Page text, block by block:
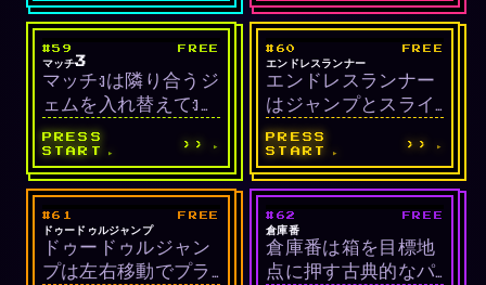
パズルです。経路同
士は交差できず、5つ
のレベルが徐々に難
しくなっていきま
す。
右両側がふさがれた
牌は選べず、すべて
の牌を消すとクリア
です。
パズル/マッチ LIVE
#59 FREE
マッチ3
マッチ3は隣り合うジ
ェムを入れ替えて3つ
以上の縦横の組み合
わせを作って消すパ
ズルです。4マッチは
ラインボム、5マッチ
はカラーボムに変わ
り大きなコンボを作
れます。
PRESS
START
››
アーケード/ランナ
ー
LIVE
#60 FREE
エンドレスランナー
エンドレスランナー
はジャンプとスライ
ドで障害物を避けな
がら横に無限に走る
ランナーゲームで
す。コインを集める
と追加得点、時間が
経つほど加速しま
す。
PRESS
START
››
アーケード/プラッ
トフォーマー
LIVE
#61 FREE
ドゥードゥルジャンプ
ドゥードゥルジャン
プは左右移動でプラ
パズル LIVE
#62 FREE
倉庫番
倉庫番は箱を目標地
点に押す古典的なパ